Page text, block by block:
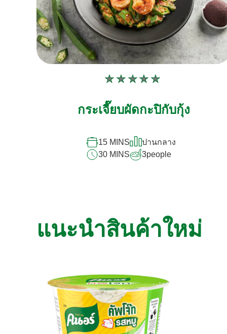
ไม่มี
ให้
สำหรับ
recipe
นี้
กระเจี๊ยบผัดกะปิกับกุ้ง
15 MINS
ปานกลาง
30 MINS
3people
แนะนำสินค้าใหม่